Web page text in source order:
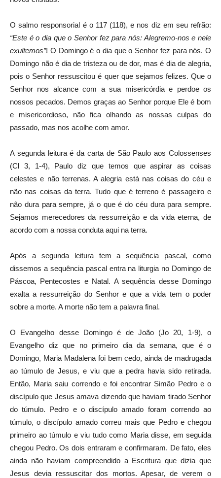
O salmo responsorial é o 117 (118), e nos diz em seu refrão:
“Este é o dia que o Senhor fez para nós: Alegremo-nos e nele
exultemos”! O Domingo é o dia que o Senhor fez para nós. O
Domingo não é dia de tristeza ou de dor, mas é dia de alegria,
pois o Senhor ressuscitou é quer que sejamos felizes. Que o
Senhor nos alcance com a sua misericórdia e perdoe os
nossos pecados. Demos graças ao Senhor porque Ele é bom
e misericordioso, não fica olhando as nossas culpas do
passado, mas nos acolhe com amor.
A segunda leitura é da carta de São Paulo aos Colossenses
(Cl 3, 1-4), Paulo diz que temos que aspirar as coisas
celestes e não terrenas. A alegria está nas coisas do céu e
não nas coisas da terra. Tudo que é terreno é passageiro e
não dura para sempre, já o que é do céu dura para sempre.
Sejamos merecedores da ressurreição e da vida eterna, de
acordo com a nossa conduta aqui na terra.
Após a segunda leitura tem a sequência pascal, como
dissemos a sequência pascal entra na liturgia no Domingo de
Páscoa, Pentecostes e Natal. A sequência desse Domingo
exalta a ressurreição do Senhor e que a vida tem o poder
sobre a morte. A morte não tem a palavra final.
O Evangelho desse Domingo é de João (Jo 20, 1-9), o
Evangelho diz que no primeiro dia da semana, que é o
Domingo, Maria Madalena foi bem cedo, ainda de madrugada
ao túmulo de Jesus, e viu que a pedra havia sido retirada.
Então, Maria saiu correndo e foi encontrar Simão Pedro e o
discípulo que Jesus amava dizendo que haviam tirado Senhor
do túmulo. Pedro e o discípulo amado foram correndo ao
túmulo, o discípulo amado correu mais que Pedro e chegou
primeiro ao túmulo e viu tudo como Maria disse, em seguida
chegou Pedro. Os dois entraram e confirmaram. De fato, eles
ainda não haviam compreendido a Escritura que dizia que
Jesus devia ressuscitar dos mortos. Apesar, de verem o